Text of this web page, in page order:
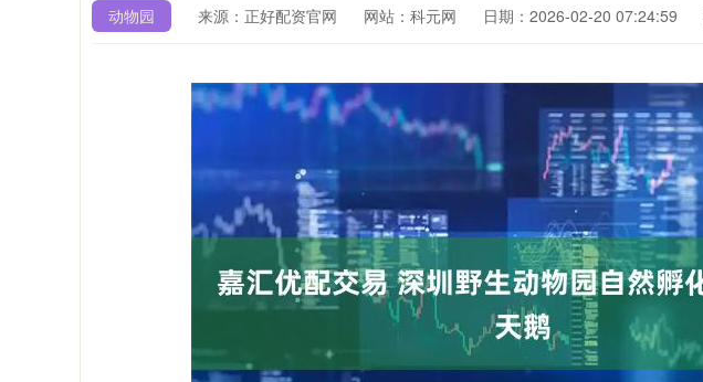
动物园 来源：正好配资官网 网站：科元网 日期：2026-02-20 07:24:59